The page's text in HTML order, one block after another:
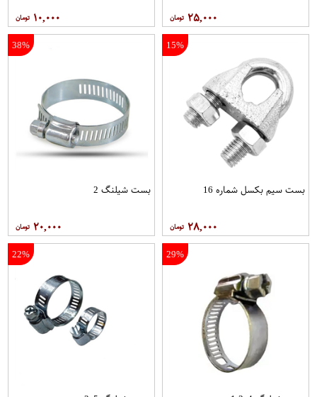
۲۵,۰۰۰ ۱۰,۰۰۰
15%
بست سیم بکسل شماره 16
۲۸,۰۰۰
38%
بست شیلنگ 2
۲۰,۰۰۰
29%
22%